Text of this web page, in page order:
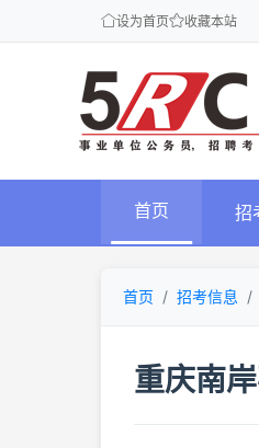
设为首页 收藏本站
首页 招
首页 招考信息
重庆南